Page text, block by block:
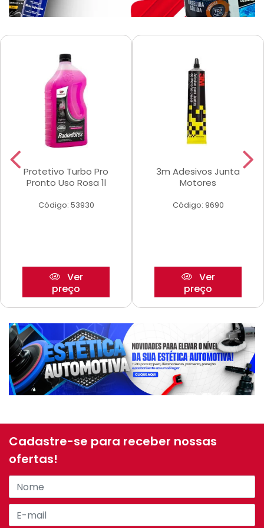
Protetivo Turbo Pro
Pronto Uso Rosa 1l
Código: 53930
Ver
preço
3m Adesivos Junta
Motores
Código: 9690
Ver
preço
Cadastre-se para receber nossas
ofertas!